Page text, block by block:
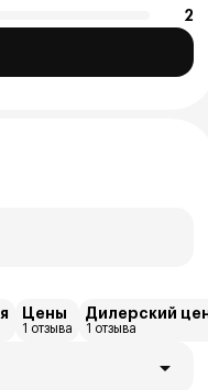
2
Цены
1 отзыва
Дилерский
1 отзыва